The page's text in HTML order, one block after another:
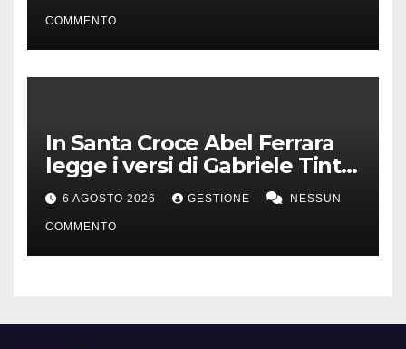
COMMENTO
In Santa Croce Abel Ferrara
legge i versi di Gabriele Tinti
per Francesco d’Assisi
6 AGOSTO 2026 GESTIONE NESSUN
COMMENTO